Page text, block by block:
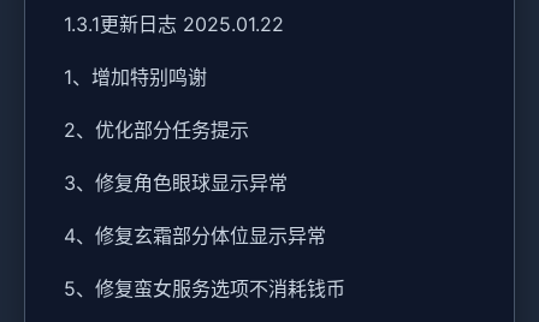
1.3.1更新日志 2025.01.22
1、增加特别鸣谢
2、优化部分任务提示
3、修复角色眼球显示异常
4、修复玄霜部分体位显示异常
5、修复蛮女服务选项不消耗钱币